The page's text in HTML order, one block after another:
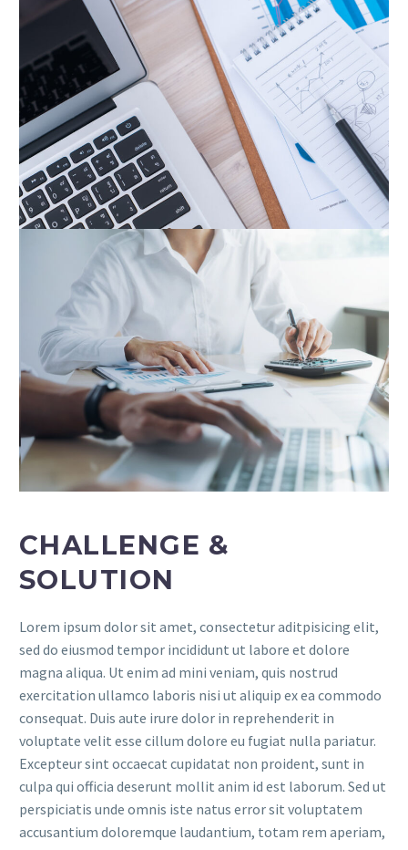
CHALLENGE &
SOLUTION
Lorem ipsum dolor sit amet, consectetur aditpisicing elit,
sed do eiusmod tempor incididunt ut labore et dolore
magna aliqua. Ut enim ad mini veniam, quis nostrud
exercitation ullamco laboris nisi ut aliquip ex ea commodo
consequat. Duis aute irure dolor in reprehenderit in
voluptate velit esse cillum dolore eu fugiat nulla pariatur.
Excepteur sint occaecat cupidatat non proident, sunt in
culpa qui officia deserunt mollit anim id est laborum. Sed ut
perspiciatis unde omnis iste natus error sit voluptatem
accusantium doloremque laudantium, totam rem aperiam,